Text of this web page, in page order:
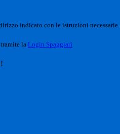
indicato con le istruzioni necessarie.
la Login Spaggiari